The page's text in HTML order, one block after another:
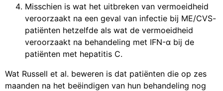
Misschien is wat het uitbreken van vermoeidheid
veroorzaakt na een geval van infectie bij ME/CVS-
patiënten hetzelfde als wat de vermoeidheid
veroorzaakt na behandeling met IFN-α bij de
patiënten met hepatitis C.
Wat Russell et al. beweren is dat patiënten die op zes
maanden na het beëindigen van hun behandeling nog